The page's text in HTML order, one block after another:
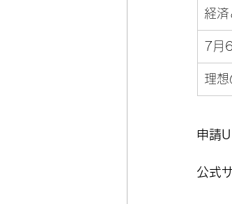
経済
7月
理想
申請
公式